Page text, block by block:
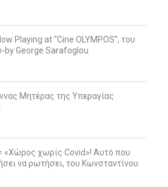
Playing at “Cine OLYMPOS”, του
by George Sarafoglou
Μητέρας της Υπεραγίας
«Χώρος χωρίς Covid»! Αυτό που
να ρωτήσει, του Κωνσταντίνου